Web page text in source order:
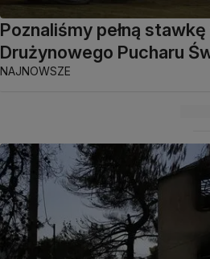
Poznaliśmy pełną stawkę
Drużynowego Pucharu
NAJNOWSZE